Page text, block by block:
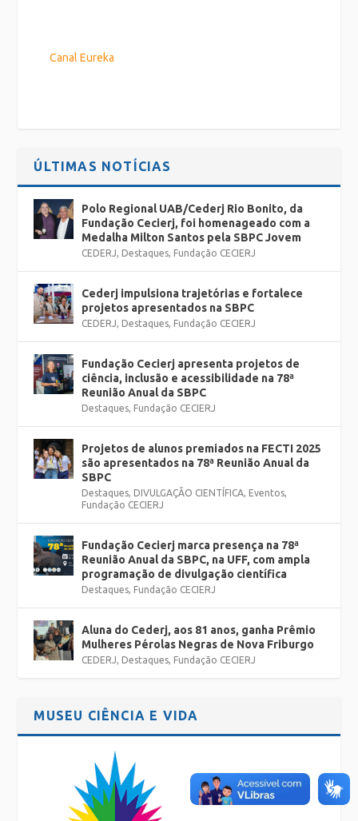
Canal Eureka
ÚLTIMAS NOTÍCIAS
Polo Regional UAB/Cederj Rio Bonito, da
Fundação Cecierj, foi homenageado com a
Medalha Milton Santos pela SBPC Jovem
CEDERJ Destaques Fundação CECIERJ
Cederj impulsiona trajetórias e fortalece
projetos apresentados na SBPC
CEDERJ Destaques Fundação CECIERJ
Fundação Cecierj apresenta projetos de
ciência, inclusão e acessibilidade na 78ª
Reunião Anual da SBPC
Destaques Fundação CECIERJ
Projetos de alunos premiados na FECTI 2025
são apresentados na 78ª Reunião Anual da
SBPC
Destaques DIVULGAÇÃO CIENTÍFICA Eventos
Fundação CECIERJ
Fundação Cecierj marca presença na 78ª
Reunião Anual da SBPC, na UFF, com ampla
programação de divulgação científica
Destaques Fundação CECIERJ
Aluna do Cederj, aos 81 anos, ganha Prêmio
Mulheres Pérolas Negras de Nova Friburgo
CEDERJ Destaques Fundação CECIERJ
MUSEU CIÊNCIA E VIDA